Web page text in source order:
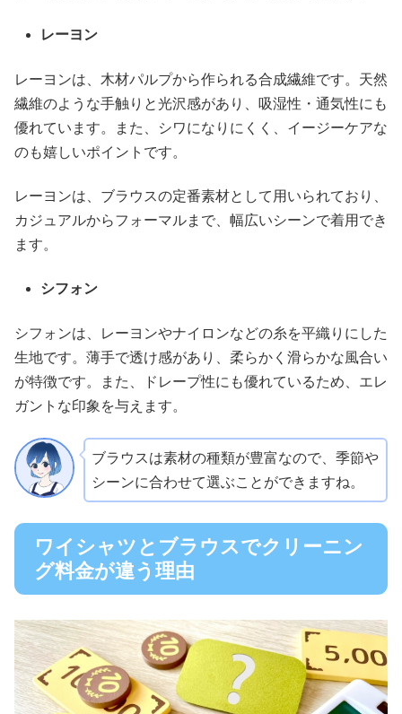
レーヨン
レーヨンは、木材パルプから作られる合成繊維です。天然
繊維のような手触りと光沢感があり、吸湿性・通気性にも
優れています。また、シワになりにくく、イージーケアな
のも嬉しいポイントです。
レーヨンは、ブラウスの定番素材として用いられており、
カジュアルからフォーマルまで、幅広いシーンで着用でき
ます。
シフォン
シフォンは、レーヨンやナイロンなどの糸を平織りにした
生地です。薄手で透け感があり、柔らかく滑らかな風合い
が特徴です。また、ドレープ性にも優れているため、エレ
ガントな印象を与えます。
ブラウスは素材の種類が豊富なので、季節や
シーンに合わせて選ぶことができますね。
ワイシャツとブラウスでクリーニン
グ料金が違う理由